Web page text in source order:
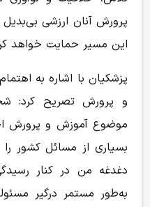
پرورش آنان ارزشی بی‌بدیل
این مسیر حمایت خواهد
پزشکیان با اشاره به
و پرورش تصریح کرد:
موضوع آموزش و پرورش
بسیاری از مسائل کشور
دغدغه من در کنار
به‌طور مستمر درگیر